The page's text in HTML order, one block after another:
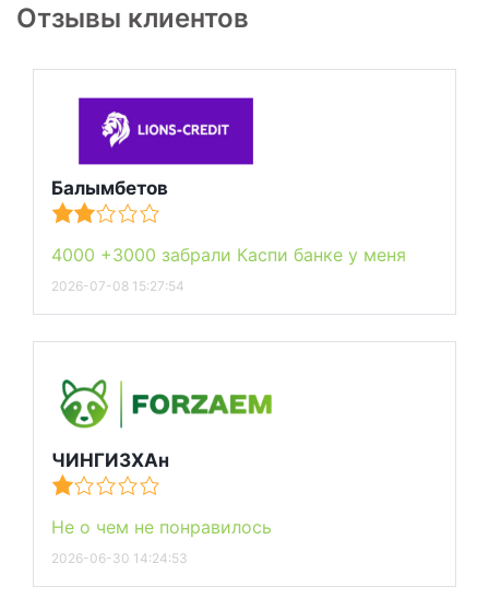
Отзывы клиентов
Балымбетов
4000 +3000 забрали Каспи банке у меня
2026-07-08 15:27:54
ЧИНГИЗХАн
Не о чем не понравилось
2026-06-30 14:24:53